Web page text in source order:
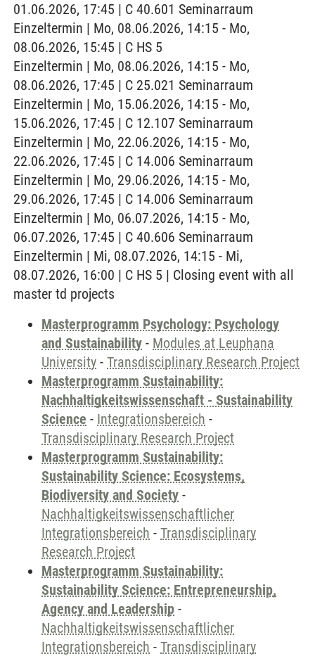
01.06.2026, 17:45 | C 40.601 Seminarraum
Einzeltermin | Mo, 08.06.2026, 14:15 - Mo,
08.06.2026, 15:45 | C HS 5
Einzeltermin | Mo, 08.06.2026, 14:15 - Mo,
08.06.2026, 17:45 | C 25.021 Seminarraum
Einzeltermin | Mo, 15.06.2026, 14:15 - Mo,
15.06.2026, 17:45 | C 12.107 Seminarraum
Einzeltermin | Mo, 22.06.2026, 14:15 - Mo,
22.06.2026, 17:45 | C 14.006 Seminarraum
Einzeltermin | Mo, 29.06.2026, 14:15 - Mo,
29.06.2026, 17:45 | C 14.006 Seminarraum
Einzeltermin | Mo, 06.07.2026, 14:15 - Mo,
06.07.2026, 17:45 | C 40.606 Seminarraum
Einzeltermin | Mi, 08.07.2026, 14:15 - Mi,
08.07.2026, 16:00 | C HS 5 | Closing event with all
master td projects
Masterprogramm Psychology: Psychology
and Sustainability - Modules at Leuphana
University - Transdisciplinary Research Project
Masterprogramm Sustainability:
Nachhaltigkeitswissenschaft - Sustainability
Science - Integrationsbereich -
Transdisciplinary Research Project
Masterprogramm Sustainability:
Sustainability Science: Ecosystems,
Biodiversity and Society -
Nachhaltigkeitswissenschaftlicher
Integrationsbereich - Transdisciplinary
Research Project
Masterprogramm Sustainability:
Sustainability Science: Entrepreneurship,
Agency and Leadership -
Nachhaltigkeitswissenschaftlicher
Integrationsbereich - Transdisciplinary